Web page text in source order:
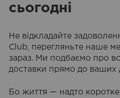
сьогодні
Не відкладайте
Club, перегляньте наше
зараз. Ми подбаємо про
доставки прямо до ваших
Бо життя — надто